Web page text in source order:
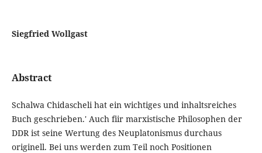
Siegfried Wollgast
Abstract
Schalwa Chidascheli hat ein wichtiges und inhaltsreiches
Buch geschrieben.' Auch fiir marxistische Philosophen der
DDR ist seine Wertung des Neuplatonismus durchaus
originell. Bei uns werden zum Teil noch Positionen